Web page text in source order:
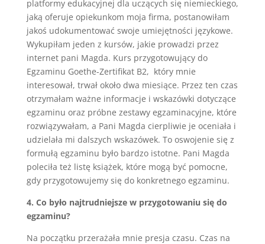
platformy edukacyjnej dla uczących się niemieckiego,
jaką oferuje opiekunkom moja firma, postanowiłam
jakoś udokumentować swoje umiejętności językowe.
Wykupiłam jeden z kursów, jakie prowadzi przez
internet pani Magda. Kurs przygotowujący do
Egzaminu Goethe-Zertifikat B2, który mnie
interesował, trwał około dwa miesiące. Przez ten czas
otrzymałam ważne informacje i wskazówki dotyczące
egzaminu oraz próbne zestawy egzaminacyjne, które
rozwiązywałam, a Pani Magda cierpliwie je oceniała i
udzielała mi dalszych wskazówek. To oswojenie się z
formułą egzaminu było bardzo istotne. Pani Magda
poleciła też listę książek, które mogą być pomocne,
gdy przygotowujemy się do konkretnego egzaminu.
4. Co było najtrudniejsze w przygotowaniu się do
egzaminu?
Na początku przerażała mnie presja czasu. Czas na